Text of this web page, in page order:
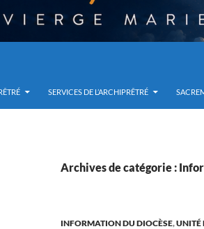
SERVICES DE L’ARCHIPRÊTRÉ
Archives de catégorie :
INFORMATION DU DIOCÈSE,UNITÉ